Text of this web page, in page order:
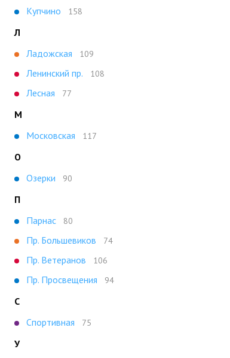
Купчино
158
Л
Ладожская
109
Ленинский пр. 108
Лесная 77
М
Московская
117
О
Озерки
90
П
Парнас
80
Пр. Большевиков 74
Пр. Ветеранов 106
Пр. Просвещения 94
С
Спортивная
75
У